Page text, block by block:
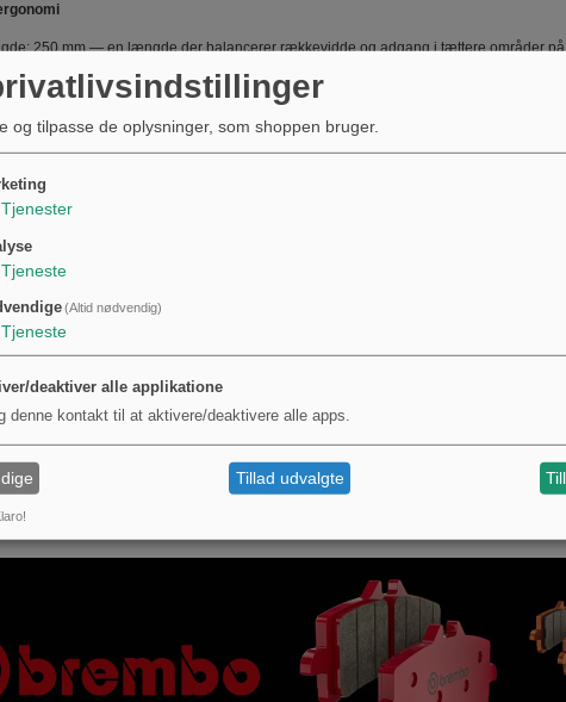
250 mm — en længde der balancerer rækkevidde og adgang i tættere områder på
kørsel er kompatibel med standard 3/8" toppe og forlængere, hvilket gør skralden
og fingerplateau er placeret for at give godt greb og kontrol ved
3/8" toppe og tilbehør i samme størrelse (forlængerled, universalled, adaptere).
til arbejde på motorcykler, motorrum, chassisdetaljer og andre områder hvor
(MPN 605.07.77). GTIN 4043981369632 kan bruges til entydig identifikation
pleje og brug
ren og let smurt for at bevare fintandsfunktionen og forlænge levetiden.
belastning i ekstreme vinkler på ledet for at forhindre for tidlig slitage.
JMP 3/8" Micro omskifterknarre med led en kombination af slank adgang, fintandet
i trange områder.
og tilpasse de oplysninger, som shoppen bruger.
Tjenester
Tjeneste
(Altid nødvendig)
Tjeneste
deaktiver alle applikatione
denne kontakt til at aktivere/deaktivere alle apps.
Tillad udvalgte